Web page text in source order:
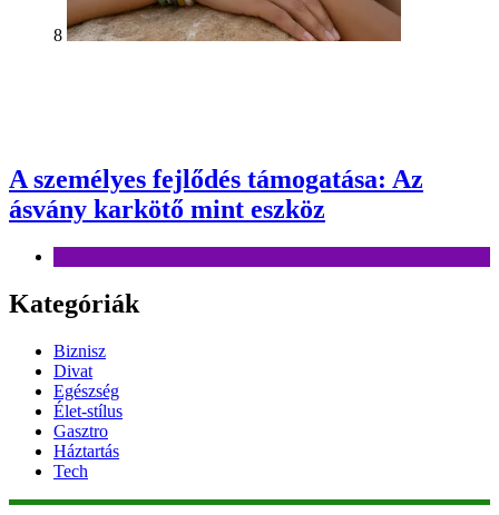
8
A személyes fejlődés támogatása: Az
ásvány karkötő mint eszköz
Kategóriák
Biznisz
Divat
Egészség
Élet-stílus
Gasztro
Háztartás
Tech